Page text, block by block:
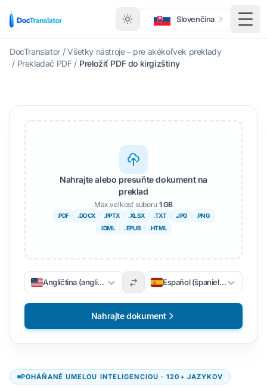
Slovenčina
DocTranslator / Všetky nástroje – pre akékoľvek preklady
/ Prekladač PDF / Preložiť PDF do kirgizštiny
POHÁŇANÉ UMELOU INTELIGENCIOU · 120+ JAZYKOV
Nahrajte alebo presuňte dokument na
preklad
Max.veľkosť súboru 1 GB
.PDF .DOCX .PPTX .XLSX .TXT .JPG
.PNG
.IDML
. EPUB .HTML
Angličtina (angličtina) Español (španielsky)
Nahrajte dokument